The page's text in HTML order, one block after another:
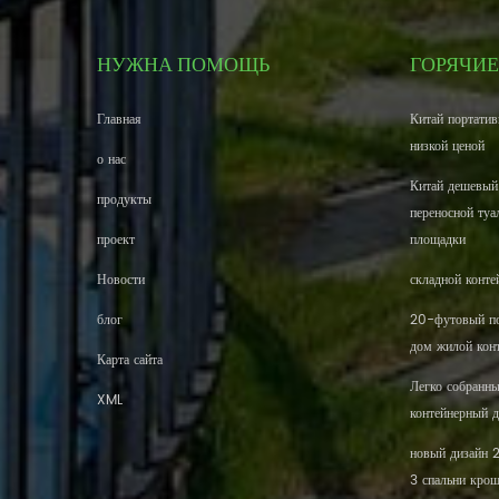
НУЖНА ПОМОЩЬ
Главная
о нас
продукты
проект
Новости
блог
Карта сайта
XML
Китай
низкой ценой
Китай
переносной
площадки
складной
20-футовый
дом жилой
Легко
контейнерный
новый дизайн
3 спальни